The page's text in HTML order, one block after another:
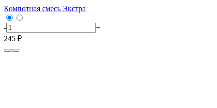
Компотная смесь Экстра
-
+
245 ₽